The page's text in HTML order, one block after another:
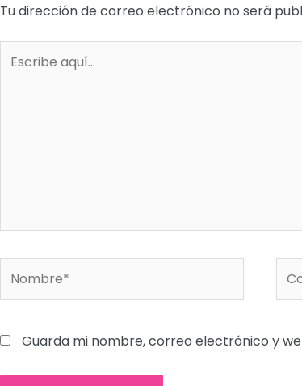
Tu dirección de correo electrónico no será
aquí...
Guarda mi nombre, correo electrónico y